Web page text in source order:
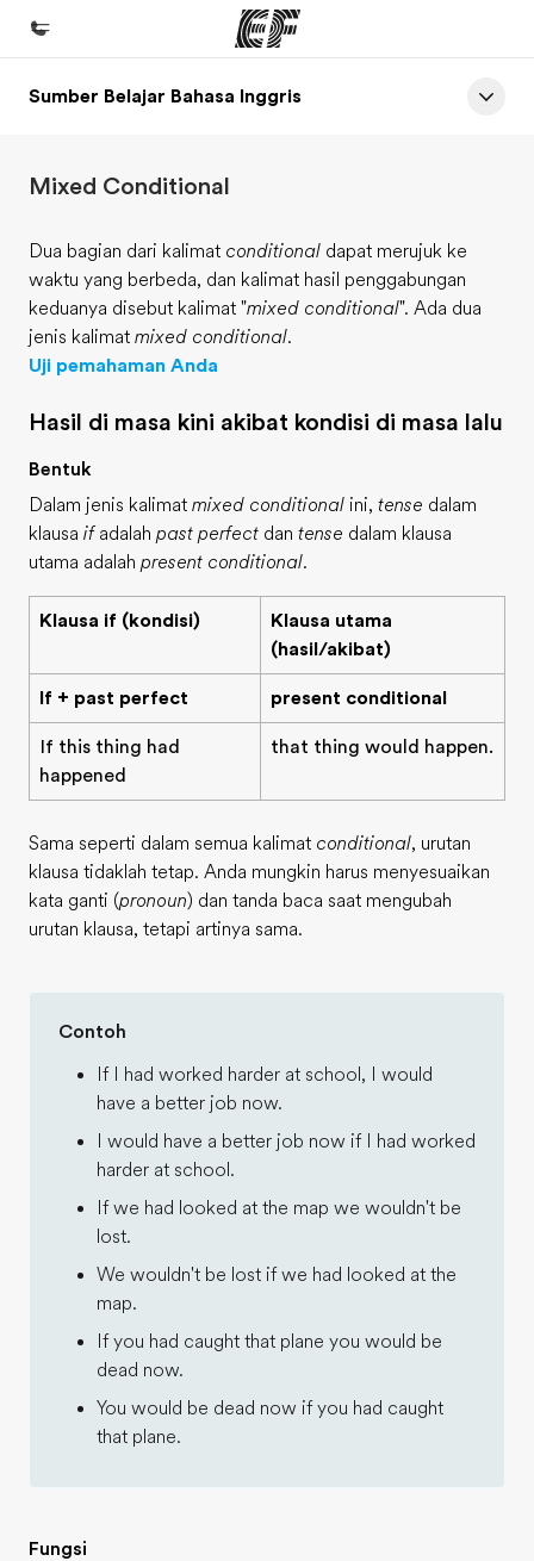
Beranda
Daftar program
Kantor dan sekolah
Kantor terdekat
Tentang kami
Cerita kami
Karir
Bergabung dengan tim kami
Sumber Belajar Bahasa Inggris
Mixed Conditional
Dua bagian dari kalimat conditional dapat merujuk ke
waktu yang berbeda, dan kalimat hasil penggabungan
keduanya disebut kalimat "mixed conditional". Ada dua
jenis kalimat mixed conditional.
Uji pemahaman Anda
Hasil di masa kini akibat kondisi di masa lalu
Bentuk
Dalam jenis kalimat mixed conditional ini, tense dalam
klausa ifadalah past perfect dan tense dalam klausa
utama adalah present conditional.
Klausa if (kondisi)
Klausa utama
(hasil/akibat)
If + past perfect present conditional
If this thing had
happened
that thing would happen.
Sama seperti dalam semua kalimat conditional, urutan
klausa tidaklah tetap. Anda mungkin harus menyesuaikan
kata ganti (pronoun) dan tanda baca saat mengubah
urutan klausa, tetapi artinya sama.
Contoh
If I had worked harder at school, I would
have a better job now.
I would have a better job now if I had worked
harder at school.
If we had looked at the map we wouldn't be
lost.
We wouldn't be lost if we had looked at the
map.
If you had caught that plane you would be
dead now.
You would be dead now if you had caught
that plane.
Fungsi